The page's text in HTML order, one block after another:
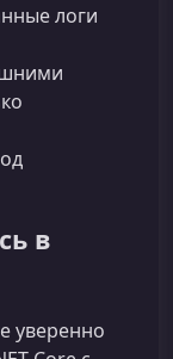
логи
в
уверенно